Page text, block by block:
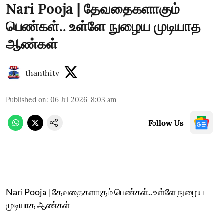
Nari Pooja | தேவதைகளாகும்
பெண்கள்.. உள்ளே நுழைய முடியாத
ஆண்கள்
thanthitv
Published on: 06 Jul 2026, 8:03 am
Follow Us
Nari Pooja | தேவதைகளாகும் பெண்கள்.. உள்ளே நுழைய
முடியாத ஆண்கள்